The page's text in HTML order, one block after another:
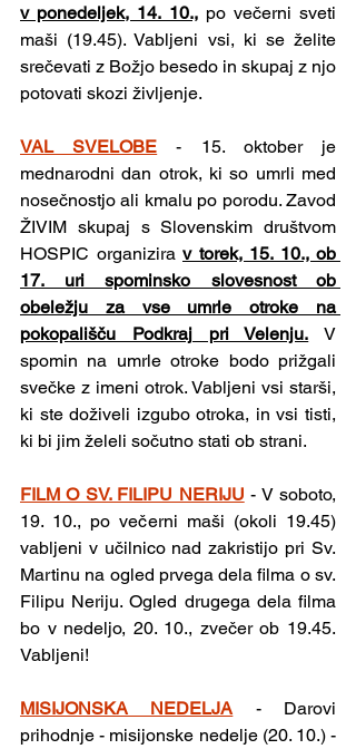
v ponedeljek, 14. 10., po večerni sveti
maši (19.45). Vabljeni vsi, ki se želite
srečevati z Božjo besedo in skupaj z njo
potovati skozi življenje.
VAL SVELOBE
- 15. oktober je
mednarodni dan otrok, ki so umrli med
nosečnostjo ali kmalu po porodu. Zavod
ŽIVIM skupaj s Slovenskim društvom
HOSPIC organizira v torek, 15. 10., ob
17. uri spominsko slovesnost ob
obeležju za vse umrle otroke na
pokopališču Podkraj pri Velenju. V
spomin na umrle otroke bodo prižgali
svečke z imeni otrok. Vabljeni vsi starši,
ki ste doživeli izgubo otroka, in vsi tisti,
ki bi jim želeli sočutno stati ob strani.
FILM O SV. FILIPU NERIJU - V soboto,
19. 10., po večerni maši (okoli 19.45)
vabljeni v učilnico nad zakristijo pri Sv.
Martinu na ogled prvega dela filma o sv.
Filipu Neriju. Ogled drugega dela filma
bo v nedeljo, 20. 10., zvečer ob 19.45.
Vabljeni!
MISIJONSKA NEDELJA
- Darovi
prihodnje - misijonske nedelje (20. 10.) -